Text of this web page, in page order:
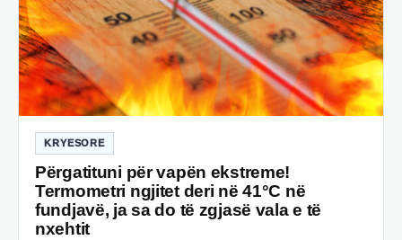
KRYESORE
Përgatituni për vapën ekstreme!
Termometri ngjitet deri në 41°C në
fundjavë, ja sa do të zgjasë vala e të
nxehtit